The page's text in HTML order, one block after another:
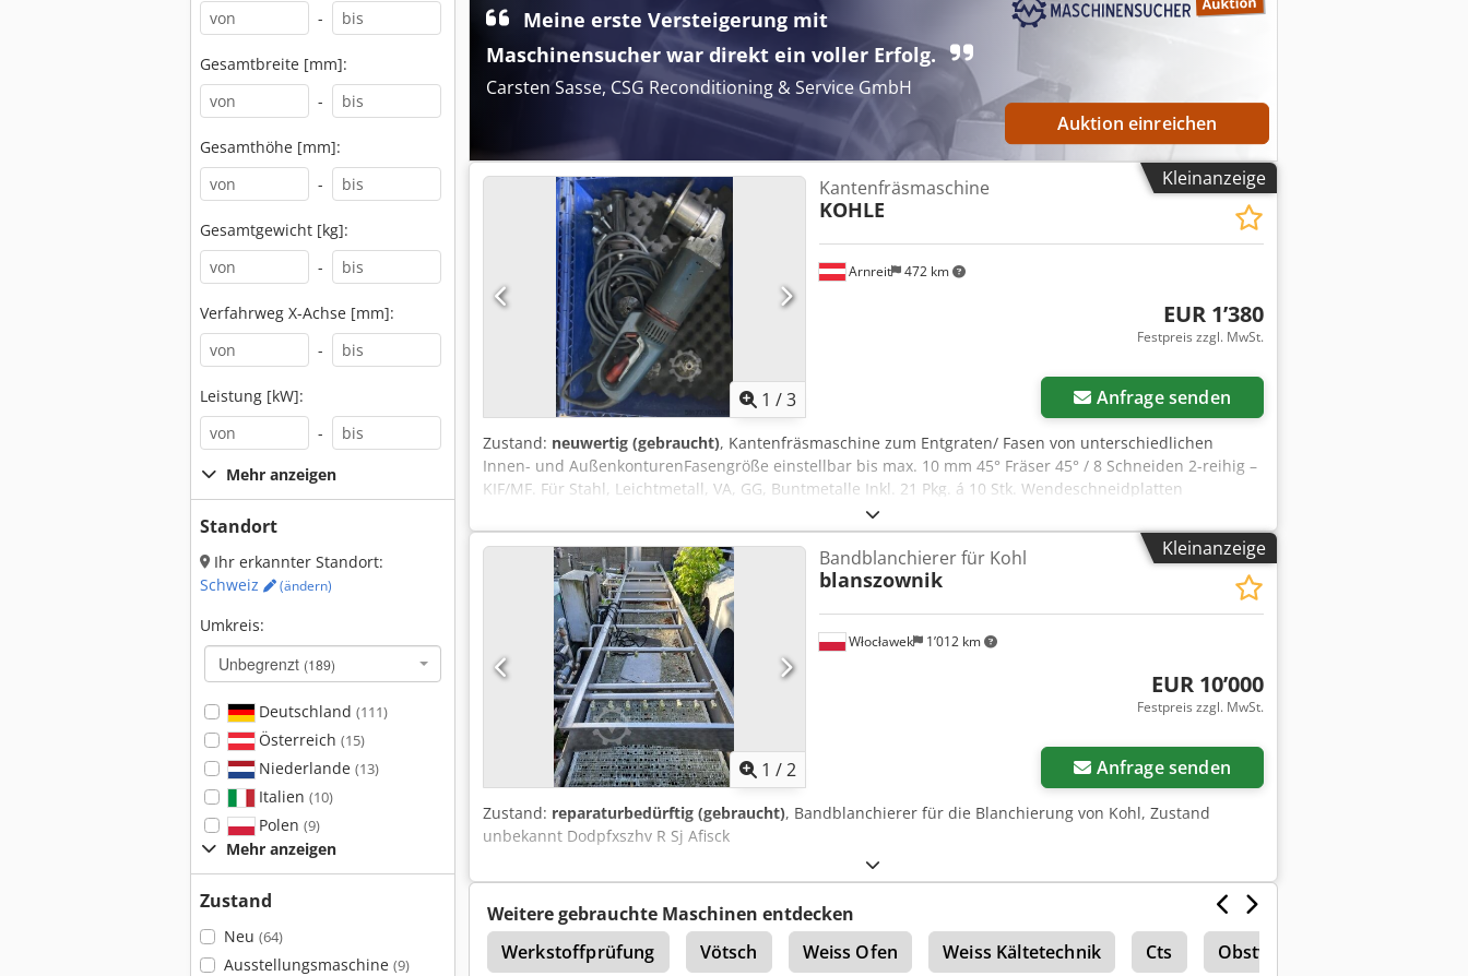
-
Gesamtbreite [mm]:
-
Gesamthöhe [mm]:
-
Gesamtgewicht [kg]:
-
Verfahrweg X-Achse [mm]:
-
Leistung [kW]:
-
Mehr anzeigen
Standort
Ihr erkannter Standort:
Schweiz
(ändern)
Umkreis:
Unbegrenzt (189)
Deutschland (111)
Österreich (15)
Niederlande (13)
Italien (10)
Polen (9)
Mehr anzeigen
Zustand
Neu (64)
Ausstellungsmaschine (9)
Meine erste Versteigerung mit
Maschinensucher war direkt ein voller Erfolg.
Carsten Sasse, CSG Reconditioning & Service GmbH
Auktion einreichen
Kleinanzeige
1 /3
Arnreit 472 km
Kantenfräsmaschine
KOHLE
EUR 1’380
Festpreis zzgl. MwSt.
Anfrage senden
Zustand: neuwertig (gebraucht), Kantenfräsmaschine zum Entgraten/ Fasen von unterschiedlichen
Innen- und AußenkonturenFasengröße einstellbar bis max. 10 mm 45° Fräser 45° / 8 Schneiden 2-reihig –
KIF/MF. Für Stahl, Leichtmetall, VA, GG, Buntmetalle Inkl. 21 Pkg. á 10 Stk. Wendeschneidplatten
X11.30.35.45 P25 BS TiCN Inkl. 7 Pkg. á 10 Stk. Befestigungsschraubenfür X11.30.35.45 gegen Aufpreis
erhältlich: 1 Fräskopf 30° Djdpfx Afjtwcn Rsijck 1 Fräskopf 35° 1 Fräskopf 45° 1 Fräskopf 60° ab Werk, excl.
Kleinanzeige
Mehr Bilder anfragen
1 /2
Włocławek 1’012 km
Bandblanchierer für Kohl
blanszownik
EUR 10’000
Festpreis zzgl. MwSt.
Anfrage senden
Zustand: reparaturbedürftig (gebraucht), Bandblanchierer für die Blanchierung von Kohl, Zustand
unbekannt Dodpfxszhv R Sj Afisck
Weitere gebrauchte Maschinen entdecken
Werkstoffprüfung
Vötsch Weiss Ofen Weiss Kältetechnik Cts Obstverarbeitung &
Maurer Pasteur